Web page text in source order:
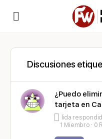
Discusiones
¿Puedo
tarjeta en
lida
1 Miembro · 0